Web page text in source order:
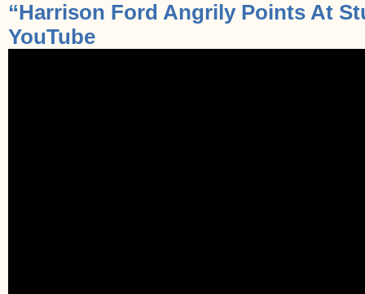
“Harrison Ford Angrily Points At
YouTube